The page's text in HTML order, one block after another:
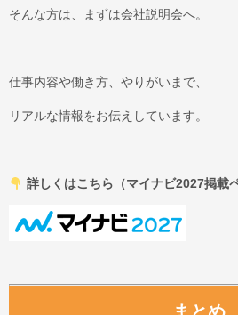
そんな方は、まずは会社説明会へ。
仕事内容や働き方、やりがいまで、
リアルな情報をお伝えしています。
詳しくはこちら（マイナビ2027掲載